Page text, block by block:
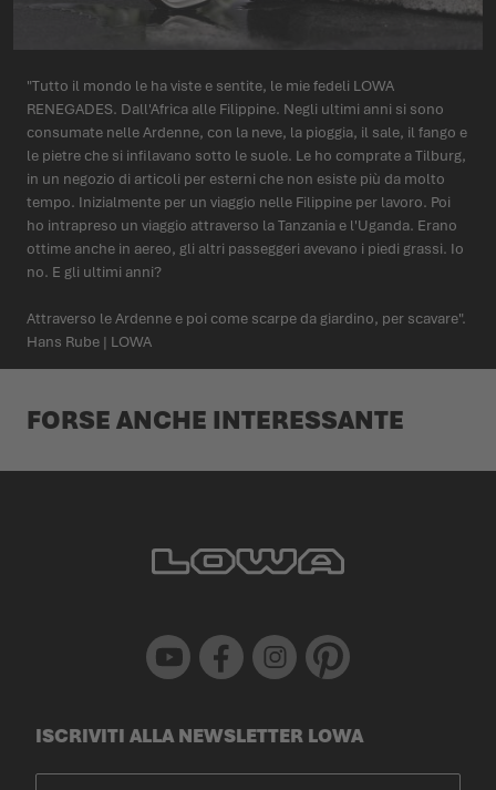
"Tutto il mondo le ha viste e sentite, le mie fedeli LOWA
RENEGADES. Dall'Africa alle Filippine. Negli ultimi anni si sono
consumate nelle Ardenne, con la neve, la pioggia, il sale, il fango e
le pietre che si infilavano sotto le suole. Le ho comprate a Tilburg,
in un negozio di articoli per esterni che non esiste più da molto
tempo. Inizialmente per un viaggio nelle Filippine per lavoro. Poi
ho intrapreso un viaggio attraverso la Tanzania e l'Uganda. Erano
ottime anche in aereo, gli altri passeggeri avevano i piedi grassi. Io
no. E gli ultimi anni?
Attraverso le Ardenne e poi come scarpe da giardino, per scavare".
Hans Rube | LOWA
FORSE ANCHE INTERESSANTE
Youtube Facebook Instagram Pinterest
ISCRIVITI ALLA NEWSLETTER LOWA